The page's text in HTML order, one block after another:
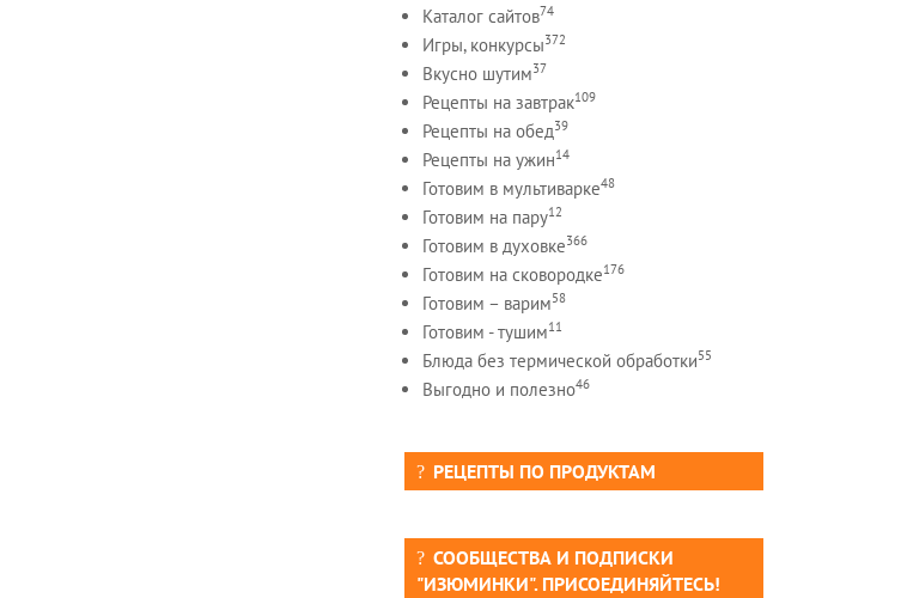
Каталог сайтов74
Игры, конкурсы372
Вкусно шутим37
Рецепты на завтрак109
Рецепты на обед39
Рецепты на ужин14
Готовим в мультиварке48
Готовим на пару12
Готовим в духовке366
Готовим на сковородке176
Готовим – варим58
Готовим - тушим11
Блюда без термической обработки55
Выгодно и полезно46
РЕЦЕПТЫ ПО ПРОДУКТАМ
СООБЩЕСТВА И ПОДПИСКИ
"ИЗЮМИНКИ". ПРИСОЕДИНЯЙТЕСЬ!